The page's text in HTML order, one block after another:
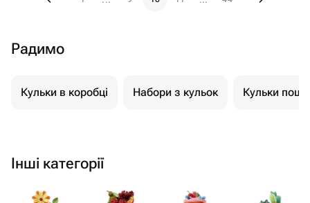
Радимо
Кульки в коробці Набори з кульок Кульки
Інші категорії